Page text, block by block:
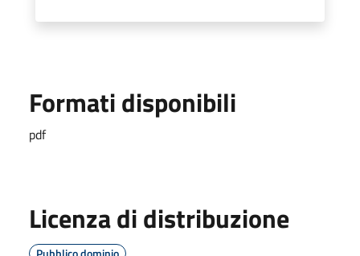
Formati disponibili
pdf
Licenza di distribuzione